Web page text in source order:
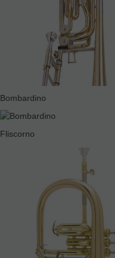
Bombardino
Fliscorno